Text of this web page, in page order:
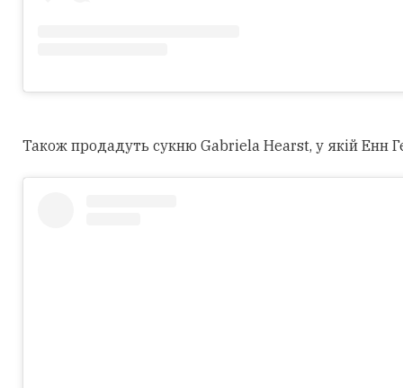
Також продадуть сукню Gabriela Hearst, у якій Енн